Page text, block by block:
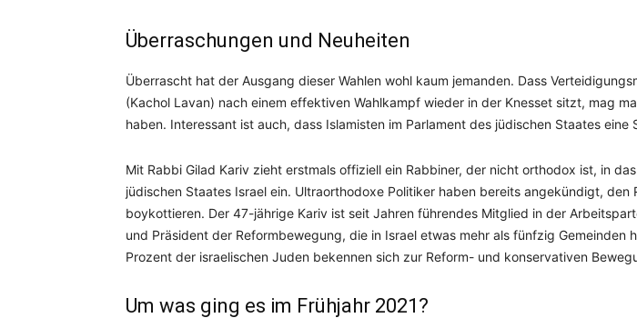
Überraschungen und Neuheiten
Überrascht hat der Ausgang dieser Wahlen wohl kaum jemanden. Dass
(Kachol Lavan) nach einem effektiven Wahlkampf wieder in der Knesset sitzt, mag
haben. Interessant ist auch, dass Islamisten im Parlament des jüdischen Staates eine
Mit Rabbi Gilad Kariv zieht erstmals offiziell ein Rabbiner, der nicht orthodox ist, in
jüdischen Staates Israel ein. Ultraorthodoxe Politiker haben bereits angekündigt, den
boykottieren. Der 47-jährige Kariv ist seit Jahren führendes Mitglied in der
und Präsident der Reformbewegung, die in Israel etwas mehr als fünfzig Gemeinden
Prozent der israelischen Juden bekennen sich zur Reform- und konservativen
Um was ging es im Frühjahr 2021?